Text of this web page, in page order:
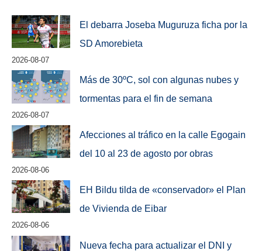
El debarra Joseba Muguruza ficha por la
SD Amorebieta
2026-08-07
Más de 30ºC, sol con algunas nubes y
tormentas para el fin de semana
2026-08-07
Afecciones al tráfico en la calle Egogain
del 10 al 23 de agosto por obras
2026-08-06
EH Bildu tilda de «conservador» el Plan
de Vivienda de Eibar
2026-08-06
Nueva fecha para actualizar el DNI y